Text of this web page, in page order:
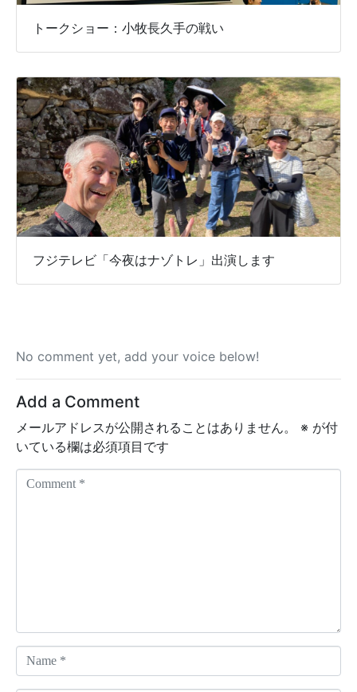
トークショー：小牧長久手の戦い
フジテレビ「今夜はナゾトレ」出演します
No comment yet, add your voice below!
Add a Comment
メールアドレスが公開されることはありません。 ※ が付
いている欄は必須項目です
a